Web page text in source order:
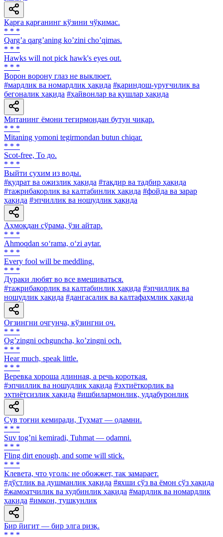
Қарға қарғанинг кўзини чўқимас.
* * *
Qargʼa qargʼaning koʼzini choʼqimas.
* * *
Hawks will not pick hawk's eyes out.
* * *
Ворон ворону глаз не выклюет.
#мардлик ва номардлик ҳақида #қариндош-уруғчилик ва
бегоналик ҳақида #ҳайвонлар ва қушлар ҳақида
Митанинг ёмони тегирмондан бутун чиқар.
* * *
Mitaning yomoni tegirmondan butun chiqar.
* * *
Scot-free, То до.
* * *
Выйти сухим из воды.
#қудрат ва ожизлик ҳақида #тақдир ва тадбир ҳақида
#тажрибакорлик ва калтабинлик ҳақида #фойда ва зарар
ҳақида #эпчиллик ва ношудлик ҳақида
Аҳмоқдан сўрама, ўзи айтар.
* * *
Ahmoqdan so‘rama, o‘zi aytar.
* * *
Every fool will be meddling.
* * *
Дураки любят во все вмешиваться.
#тажрибакорлик ва калтабинлик ҳақида #эпчиллик ва
ношудлик ҳақида #дангасалик ва калтафаҳмлик ҳақида
Оғзингни очгунча, кўзингни оч.
* * *
Ogʼzingni ochguncha, koʼzingni och.
* * *
Hear much, speak little.
* * *
Веревка хороша длинная, а речь короткая.
#эпчиллик ва ношудлик ҳақида #эҳтиёткорлик ва
эҳтиётсизлик ҳақида #ишбилармонлик, уддабуронлик
Сув тоғни кемиради, Туҳмат — одамни.
* * *
Suv togʼni kemiradi, Tuhmat — odamni.
* * *
Fling dirt enough, and some will stick.
* * *
Клевета, что уголь: не обожжет, так замарает.
#дўстлик ва душманлик ҳақида #яхши сўз ва ёмон сўз ҳақида
#жамоатчилик ва худбинлик ҳақида #мардлик ва номардлик
ҳақида #имкон, тушкунлик
Бир йигит — бир элга ризқ.
* * *